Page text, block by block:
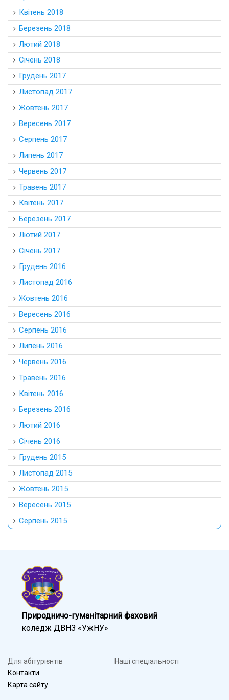
Квітень 2018
Березень 2018
Лютий 2018
Січень 2018
Грудень 2017
Листопад 2017
Жовтень 2017
Вересень 2017
Серпень 2017
Липень 2017
Червень 2017
Травень 2017
Квітень 2017
Березень 2017
Лютий 2017
Січень 2017
Грудень 2016
Листопад 2016
Жовтень 2016
Вересень 2016
Серпень 2016
Липень 2016
Червень 2016
Травень 2016
Квітень 2016
Березень 2016
Лютий 2016
Січень 2016
Грудень 2015
Листопад 2015
Жовтень 2015
Вересень 2015
Серпень 2015
Природничо-гуманітарний фаховий
коледж ДВНЗ «УжНУ»
Для абітурієнтів
Контакти
Карта сайту
Наші спеціальності